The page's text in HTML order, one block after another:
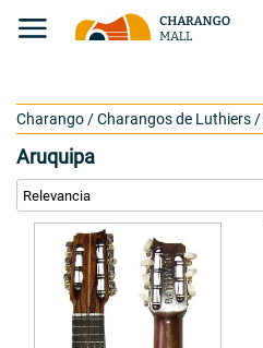
Charango /Charangos de Luthiers /
Aruquipa